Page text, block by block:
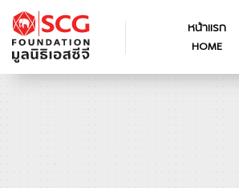
หน้าแรก
HOME